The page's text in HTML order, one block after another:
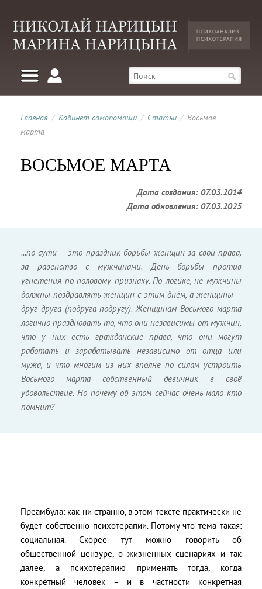
Главная / Кабинет самопомощи / Статьи / Восьмое
марта
ВОСЬМОЕ МАРТА
Дата создания: 07.03.2014
Дата обновления: 07.03.2025
...по сути – это праздник борьбы женщин за свои права,
за равенство с мужчинами. День борьбы против
угнетения по половому признаку. По логике, не мужчины
должны поздравлять женщин с этим днём, а женщины –
друг друга (подруга подругу). Женщинам Восьмого марта
логично праздновать то, что они независимы от мужчин,
что у них есть гражданские права, что они могут
работать и зарабатывать независимо от отца или
мужа, и что многим из них вполне по силам устроить
Восьмого марта собственный девичник в своё
удовольствие. Но почему об этом сейчас очень мало кто
помнит?
Преамбула: как ни странно, в этом тексте практически не
будет собственно психотерапии. Потому что тема такая:
социальная. Скорее тут можно говорить об
общественной цензуре, о жизненных сценариях и так
далее, а психотерапию применять тогда, когда
конкретный человек – и в частности конкретная